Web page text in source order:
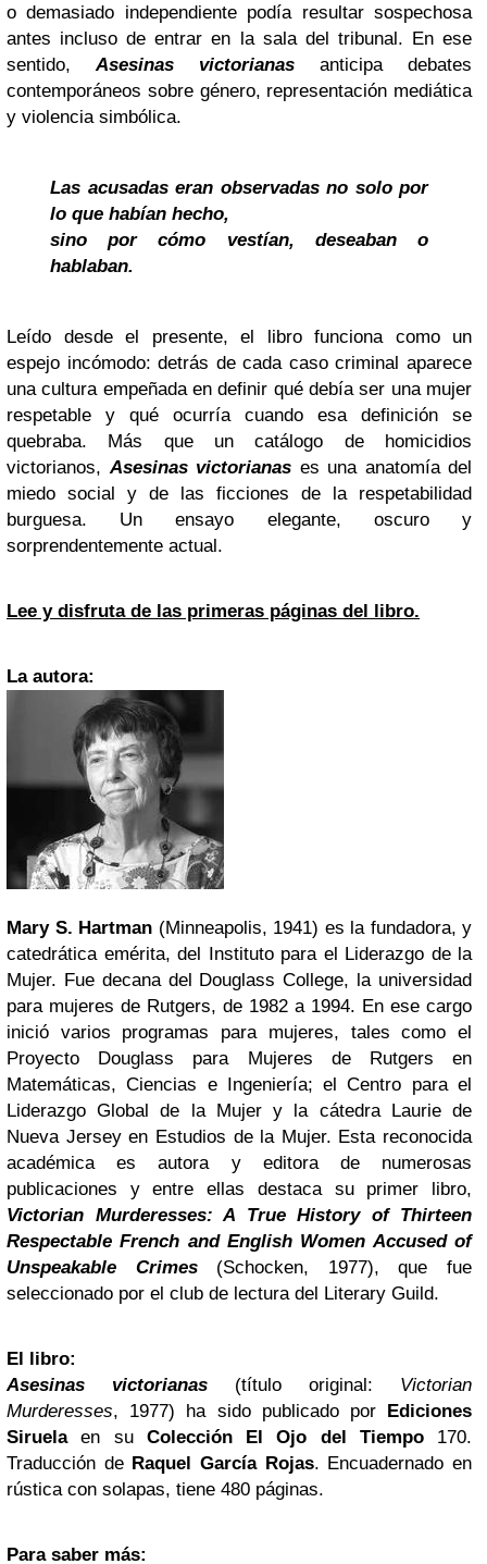
o demasiado independiente podía resultar sospechosa
antes incluso de entrar en la sala del tribunal. En ese
sentido,Asesinas victorianas anticipa debates
contemporáneos sobre género, representación mediática
y violencia simbólica.
Las acusadas eran observadas no solo por
lo que habían hecho,
sino por cómo vestían, deseaban o
hablaban.
Leído desde el presente, el libro funciona como un
espejo incómodo: detrás de cada caso criminal aparece
una cultura empeñada en definir qué debía ser una mujer
respetable y qué ocurría cuando esa definición se
quebraba. Más que un catálogo de homicidios
victorianos,Asesinas victorianas es una anatomía del
miedo social y de las ficciones de la respetabilidad
burguesa. Un ensayo elegante, oscuro y
sorprendentemente actual.
Lee y disfruta de las primeras páginas del libro.
La autora:
Mary S. Hartman (Minneapolis, 1941) es la fundadora, y
catedrática emérita, del Instituto para el Liderazgo de la
Mujer. Fue decana del Douglass College, la universidad
para mujeres de Rutgers, de 1982 a 1994. En ese cargo
inició varios programas para mujeres, tales como el
Proyecto Douglass para Mujeres de Rutgers en
Matemáticas, Ciencias e Ingeniería; el Centro para el
Liderazgo Global de la Mujer y la cátedra Laurie de
Nueva Jersey en Estudios de la Mujer. Esta reconocida
académica es autora y editora de numerosas
publicaciones y entre ellas destaca su primer libro,
Victorian Murderesses: A True History of Thirteen
Respectable French and English Women Accused of
Unspeakable Crimes(Schocken, 1977), que fue
seleccionado por el club de lectura del Literary Guild.
El libro:
Asesinas victorianas (título original: Victorian
Murderesses, 1977) ha sido publicado por Ediciones
Siruelaen su Colección El Ojo del Tiempo170.
Traducción de Raquel García Rojas. Encuadernado en
rústica con solapas, tiene 480 páginas.
Para saber más: